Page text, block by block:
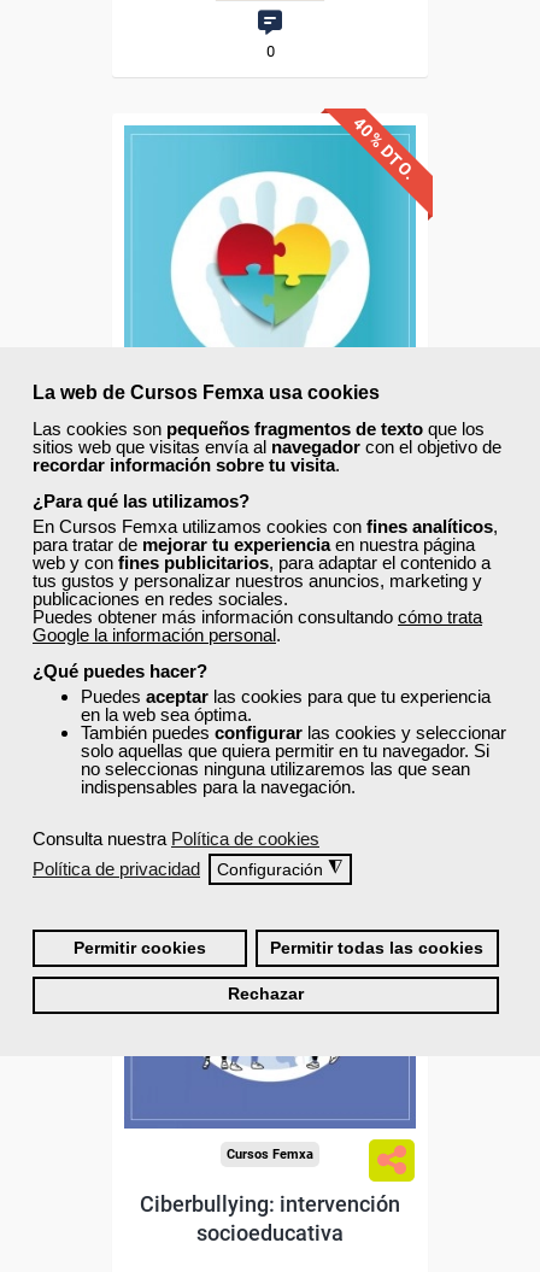
La web de Cursos Femxa usa cookies
Las cookies son pequeños fragmentos de texto que los
sitios web que visitas envía al navegador con el objetivo de
recordar información sobre tu visita.
¿Para qué las utilizamos?
En Cursos Femxa utilizamos cookies con fines analíticos,
para tratar de mejorar tu experienciaen nuestra página
web y con fines publicitarios, para adaptar el contenido a
tus gustos y personalizar nuestros anuncios, marketing y
publicaciones en redes sociales.
Puedes obtener más información consultando cómo trata
Google la información personal.
¿Qué puedes hacer?
Puedes aceptar las cookies para que tu experiencia
en la web sea óptima.
También puedes configurar las cookies y seleccionar
solo aquellas que quiera permitir en tu navegador. Si
no seleccionas ninguna utilizaremos las que sean
indispensables para la navegación.
Consulta nuestra Política de cookies
Política de privacidad
Configuración ◮
Permitir cookies Permitir todas las cookies
Rechazar
0
40% DTO.
Descuentos especiales
Sin requisitos de acceso
Diploma
Cursos Femxa
Aula Multisensorial en
educación especial
Online
25 horas
162,50 €
Comprar
0
40% DTO.
Sin requisitos de acceso
Cursos Femxa
Ciberbullying: intervención
socioeducativa